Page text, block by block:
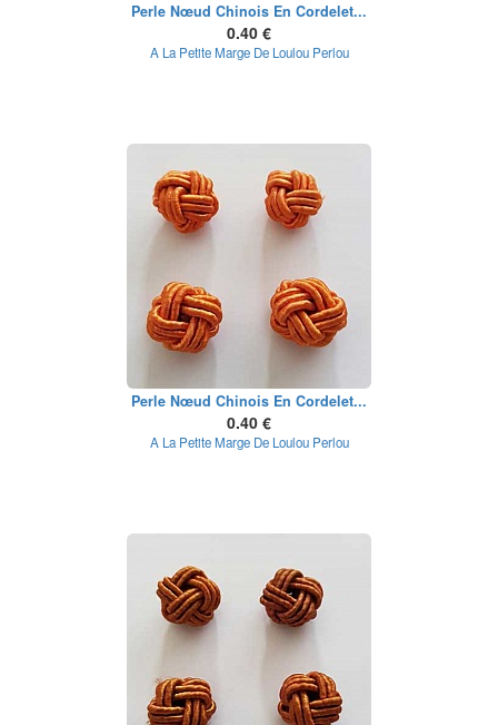
Perle Nœud Chinois En Cordelet...
0.40 €
A La Petite Marge De Loulou Perlou
Perle Nœud Chinois En Cordelet...
0.40 €
A La Petite Marge De Loulou Perlou